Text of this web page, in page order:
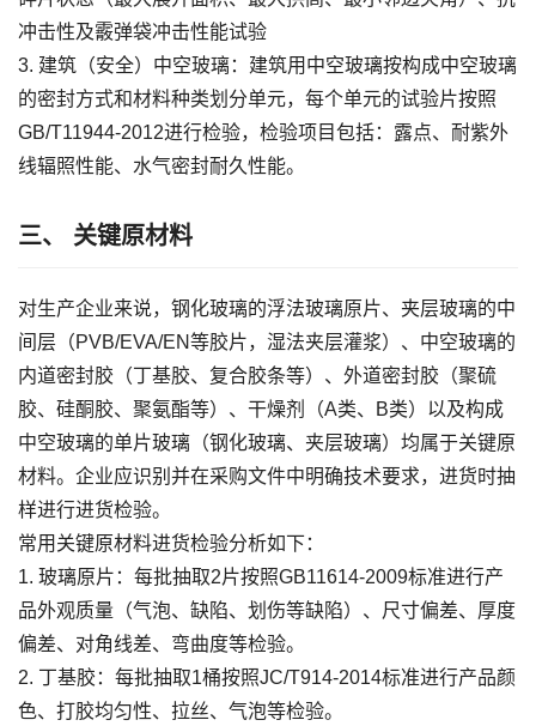
冲击性及霰弹袋冲击性能试验
3. 建筑（安全）中空玻璃：建筑用中空玻璃按构成中空玻璃
的密封方式和材料种类划分单元，每个单元的试验片按照
GB/T11944-2012进行检验，检验项目包括：露点、耐紫外
线辐照性能、水气密封耐久性能。
三、 关键原材料
对生产企业来说，钢化玻璃的浮法玻璃原片、夹层玻璃的中
间层（PVB/EVA/EN等胶片，湿法夹层灌浆）、中空玻璃的
内道密封胶（丁基胶、复合胶条等）、外道密封胶（聚硫
胶、硅酮胶、聚氨酯等）、干燥剂（A类、B类）以及构成
中空玻璃的单片玻璃（钢化玻璃、夹层玻璃）均属于关键原
材料。企业应识别并在采购文件中明确技术要求，进货时抽
样进行进货检验。
常用关键原材料进货检验分析如下：
1. 玻璃原片：每批抽取2片按照GB11614-2009标准进行产
品外观质量（气泡、缺陷、划伤等缺陷）、尺寸偏差、厚度
偏差、对角线差、弯曲度等检验。
2. 丁基胶：每批抽取1桶按照JC/T914-2014标准进行产品颜
色、打胶均匀性、拉丝、气泡等检验。